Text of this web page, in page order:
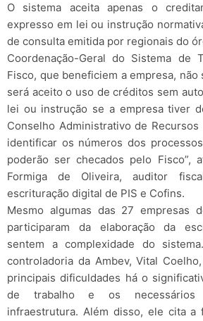
O sistema aceita apenas o
expresso em lei ou instrução
de consulta emitida por regionais do
Coordenação-Geral do Sistema de
Fisco, que beneficiem a empresa, não
será aceito o uso de créditos sem
lei ou instrução se a empresa tiver
Conselho Administrativo de Recursos
identificar os números dos
poderão ser checados pelo Fisco”,
Formiga de Oliveira, auditor
escrituração digital de PIS e Cofins.
Mesmo algumas das 27 empresas
participaram da elaboração da
sentem a complexidade do
controladoria da Ambev, Vital
principais dificuldades há o
de trabalho e os necessários
infraestrutura. Além disso, ele cita a